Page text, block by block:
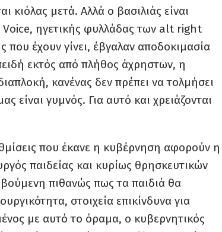
κιόλας μετά. Αλλά ο βασιλιάς είναι
ηγετικής φυλλάδας των alt right
έχουν γίνει, έβγαλαν αποδοκιμασία
εκτός από πλήθος άχρηστων, η
κανένας δεν πρέπει να τολμήσει
γυμνός. Για αυτό και χρειάζονται
που έκανε η κυβέρνηση αφορούν η
παιδείας και κυρίως θρησκευτικών
πιθανώς πως τα παιδιά θα
στοιχεία επικίνδυνα για
με αυτό το όραμα, ο κυβερνητικός